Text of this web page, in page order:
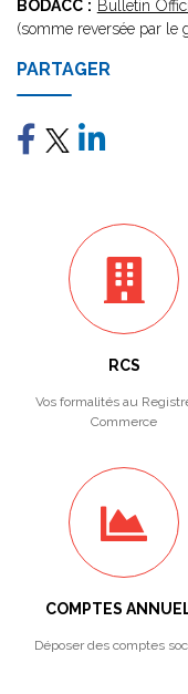
BODACC : Bulletin
(somme reversée par le
PARTAGER
RCS
Vos formalités au
Commerce
COMPTES
Déposer des comptes